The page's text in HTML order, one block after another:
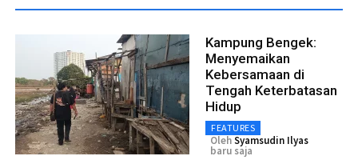
Kampung Bengek:
Menyemaikan
Kebersamaan di
Tengah Keterbatasan
Hidup
FEATURES
OlehSyamsudin Ilyas
baru saja